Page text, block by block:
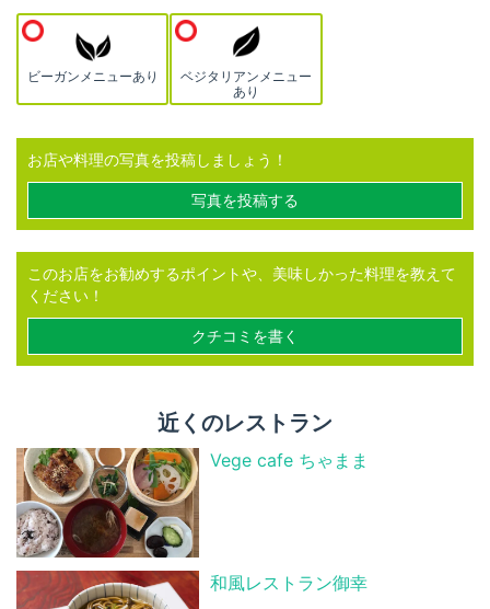
ビーガンメニューあり
ベジタリアンメニュー
あり
お店や料理の写真を投稿しましょう！
写真を投稿する
このお店をお勧めするポイントや、美味しかった料理を教えて
ください！
クチコミを書く
近くのレストラン
Vege cafe ちゃまま
和風レストラン御幸